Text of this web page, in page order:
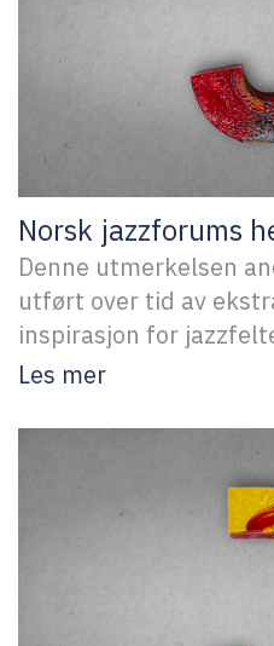
Norsk jazzforums
Denne utmerkelsen
utført over tid av
inspirasjon for
Les mer